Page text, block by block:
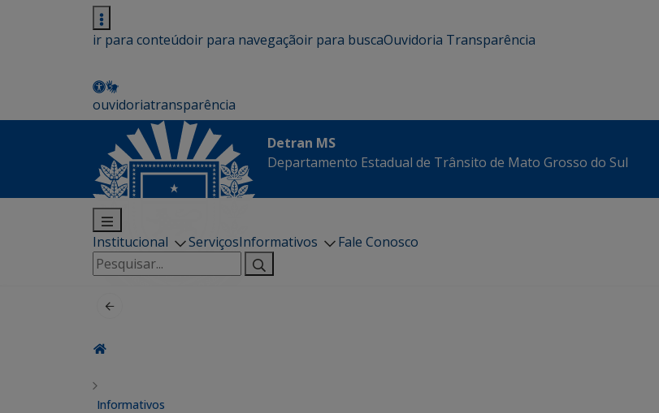
ir para conteúdoir para navegaçãoir para buscaOuvidoria Transparência
ouvidoriatransparência
Detran MS
Departamento Estadual de Trânsito de Mato Grosso do Sul
Institucional ServiçosInformativos
Fale Conosco
Pesquisar
por:
Informativos